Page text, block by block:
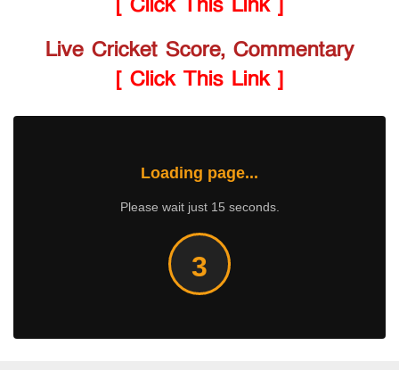
Live Cricket Score, Commentary
[ Click This Link ]
Loading page...
Please wait just 15 seconds.
3